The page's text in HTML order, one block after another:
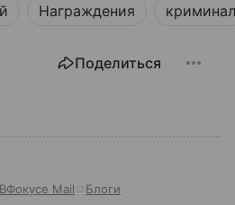
Награждения криминал
Поделиться
ВФокусе Mail Блоги